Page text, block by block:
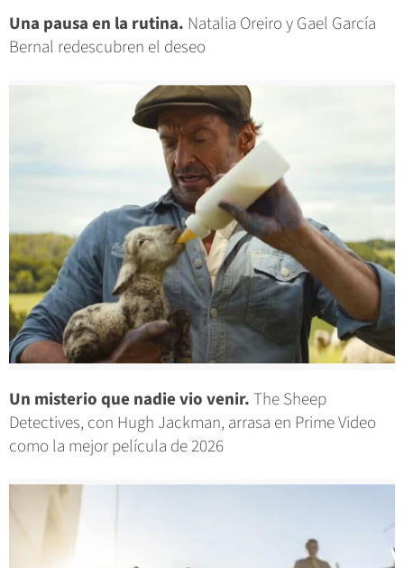
Una pausa en la rutina. Natalia Oreiro y Gael García
Bernal redescubren el deseo
Un misterio que nadie vio venir.The Sheep
Detectives, con Hugh Jackman, arrasa en Prime Video
como la mejor película de 2026